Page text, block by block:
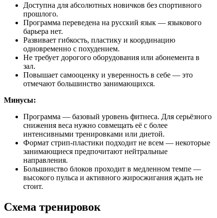
Доступна для абсолютных новичков без спортивного
прошлого.
Программа переведена на русский язык — языкового
барьера нет.
Развивает гибкость, пластику и координацию
одновременно с похудением.
Не требует дорогого оборудования или абонемента в
зал.
Повышает самооценку и уверенность в себе — это
отмечают большинство занимающихся.
Минусы:
Программа — базовый уровень фитнеса. Для серьёзного
снижения веса нужно совмещать её с более
интенсивными тренировками или диетой.
Формат стрип-пластики подходит не всем — некоторые
занимающиеся предпочитают нейтральные
направления.
Большинство блоков проходит в медленном темпе —
высокого пульса и активного жиросжигания ждать не
стоит.
Схема тренировок